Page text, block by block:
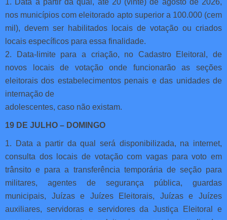
1. Data a partir da qual, até 20 (vinte) de agosto de 2026,
nos municípios com eleitorado apto superior a 100.000 (cem
mil), devem ser habilitados locais de votação ou criados
locais específicos para essa finalidade.
2. Data-limite para a criação, no Cadastro Eleitoral, de
novos locais de votação onde funcionarão as seções
eleitorais dos estabelecimentos penais e das unidades de
internação de
adolescentes, caso não existam.
19 DE JULHO – DOMINGO
1. Data a partir da qual será disponibilizada, na internet,
consulta dos locais de votação com vagas para voto em
trânsito e para a transferência temporária de seção para
militares, agentes de segurança pública, guardas
municipais, Juízas e Juízes Eleitorais, Juízas e Juízes
auxiliares, servidoras e servidores da Justiça Eleitoral e